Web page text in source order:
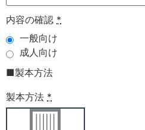
内容の確認 *
一般向け
成人向け
■製本方法
製本方法 *